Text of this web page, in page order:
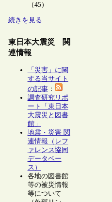
（45）
続きを見る
東日本大震災 関
連情報
「災害」に関
する当サイト
の記事：
調査研究リポ
ート「東日本
大震災と図書
館」
地震・災害 関
連情報（レフ
ァレンス協同
データベー
ス）
各地の図書館
等の被災情報
等について